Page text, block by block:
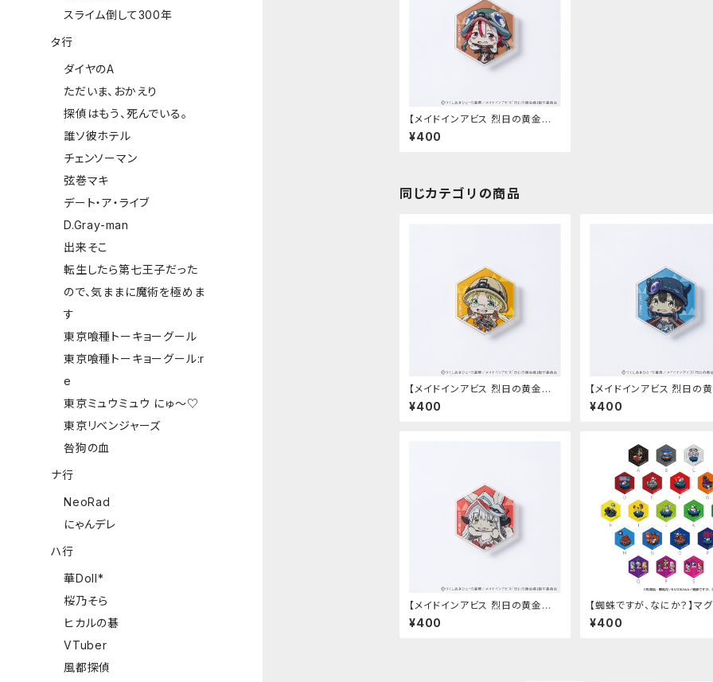
【メイドインアビス 烈日の黄金郷】
マグネットバッジ（ヴエコ）
¥400
同じカテゴリの商品
【メイドインアビス 烈日の黄金郷】
マグネットバッジ（リコ）
¥400
【メイドインアビス 烈日の黄
マグネットバッジ（レグ）
¥400
【メイドインアビス 烈日の黄金郷】
マグネットバッジ（ナナチ）
¥400
【蜘蛛ですが、なにか？】マ
バッジ
¥400
スライム倒して300年
タ行
ダイヤのA
ただいま、おかえり
探偵はもう、死んでいる。
誰ソ彼ホテル
チェンソーマン
弦巻マキ
デート・ア・ライブ
D.Gray-man
出来そこ
転生したら第七王子だった
ので、気ままに魔術を極めま
す
東京喰種トーキョーグール
東京喰種トーキョーグール:r
e
東京ミュウミュウ にゅ～♡
東京リベンジャーズ
咎狗の血
ナ行
NeoRad
にゃんデレ
ハ行
華Doll*
桜乃そら
ヒカルの碁
VTuber
風都探偵